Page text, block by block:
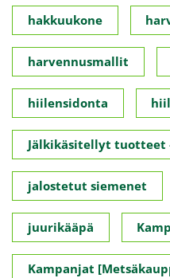
hakkuukone
harvennusmallit
hiilensidonta
Jälkikäsitellyt tuotteet
jalostetut siemenet
juurikääpä
Kampanjat